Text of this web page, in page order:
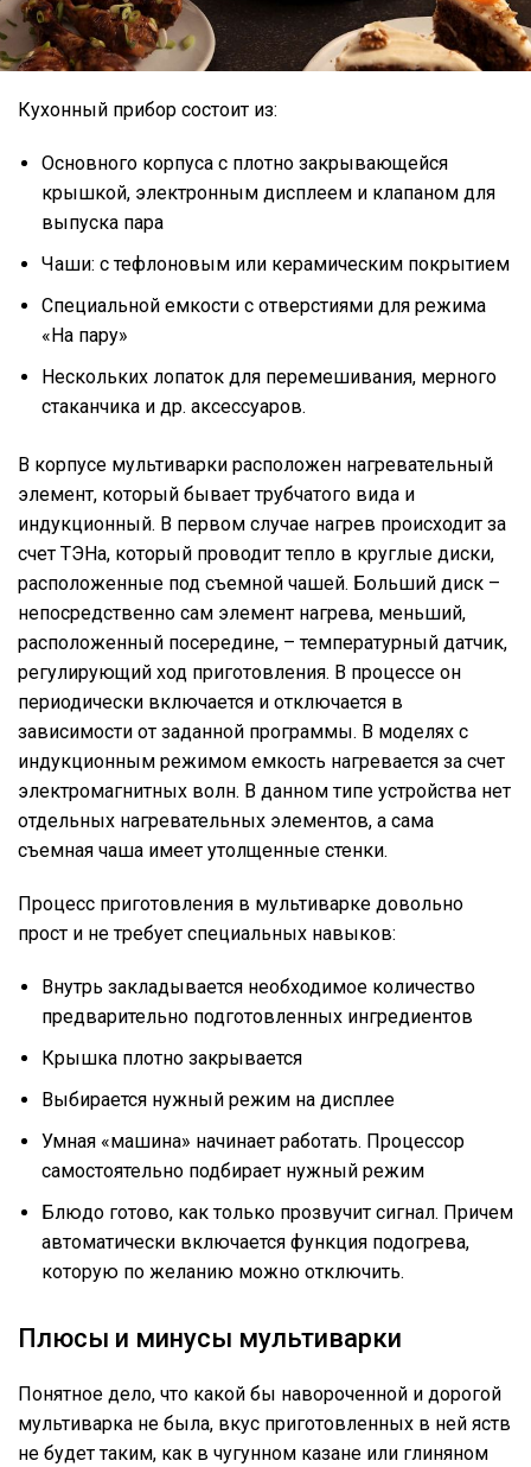
Кухонный прибор состоит из:
Основного корпуса с плотно закрывающейся
крышкой, электронным дисплеем и клапаном для
выпуска пара
Чаши: с тефлоновым или керамическим покрытием
Специальной емкости с отверстиями для режима
«На пару»
Нескольких лопаток для перемешивания, мерного
стаканчика и др. аксессуаров.
В корпусе мультиварки расположен нагревательный
элемент, который бывает трубчатого вида и
индукционный. В первом случае нагрев происходит за
счет ТЭНа, который проводит тепло в круглые диски,
расположенные под съемной чашей. Больший диск –
непосредственно сам элемент нагрева, меньший,
расположенный посередине, – температурный датчик,
регулирующий ход приготовления. В процессе он
периодически включается и отключается в
зависимости от заданной программы. В моделях с
индукционным режимом емкость нагревается за счет
электромагнитных волн. В данном типе устройства нет
отдельных нагревательных элементов, а сама
съемная чаша имеет утолщенные стенки.
Процесс приготовления в мультиварке довольно
прост и не требует специальных навыков:
Внутрь закладывается необходимое количество
предварительно подготовленных ингредиентов
Крышка плотно закрывается
Выбирается нужный режим на дисплее
Умная «машина» начинает работать. Процессор
самостоятельно подбирает нужный режим
Блюдо готово, как только прозвучит сигнал. Причем
автоматически включается функция подогрева,
которую по желанию можно отключить.
Плюсы и минусы мультиварки
Понятное дело, что какой бы навороченной и дорогой
мультиварка не была, вкус приготовленных в ней яств
не будет таким, как в чугунном казане или глиняном